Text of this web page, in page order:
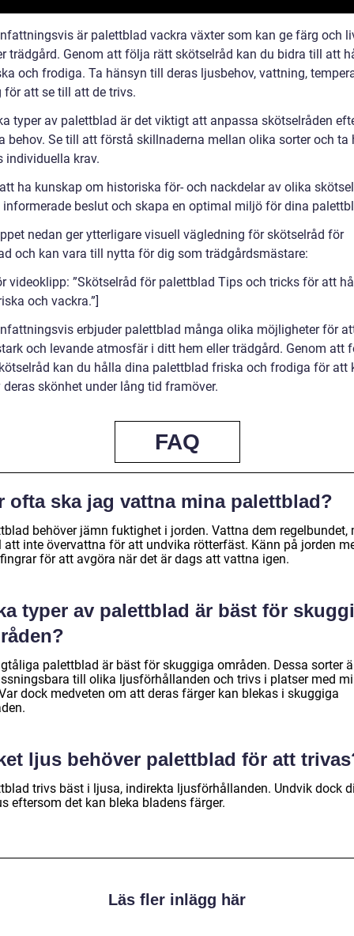
är palettblad vackra växter som kan ge färg och
trädgård. Genom att följa rätt skötselråd kan du bidra till att
och frodiga. Ta hänsyn till deras ljusbehov, vattning,
för att se till att de trivs.
typer av palettblad är det viktigt att anpassa skötselråden
behov. Se till att förstå skillnaderna mellan olika sorter och ta
individuella krav.
ha kunskap om historiska för- och nackdelar av olika
beslut och skapa en optimal miljö för dina
nedan ger ytterligare visuell vägledning för skötselråd för
och kan vara till nytta för dig som trädgårdsmästare:
videoklipp: ”Skötselråd för palettblad Tips och tricks för att
och vackra.”]
erbjuder palettblad många olika möjligheter för
och levande atmosfär i ditt hem eller trädgård. Genom att
kan du hålla dina palettblad friska och frodiga för att
skönhet under lång tid framöver.
FAQ
ofta ska jag vattna mina palettblad?
behöver jämn fuktighet i jorden. Vattna dem regelbundet,
att inte övervattna för att undvika rötterfäst. Känn på jorden
för att avgöra när det är dags att vattna igen.
typer av palettblad är bäst för
palettblad är bäst för skuggiga områden. Dessa sorter
till olika ljusförhållanden och trivs i platser med
dock medveten om att deras färger kan blekas i skuggiga
ljus behöver palettblad för att
trivs bäst i ljusa, indirekta ljusförhållanden. Undvik dock
eftersom det kan bleka bladens färger.
Läs fler inlägg här